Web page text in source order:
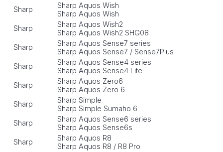
Sharp
Sharp Aquos Wish
Sharp Aquos Wish
Sharp
Sharp Aquos Wish2
Sharp Aquos Wish2 SHG08
Sharp
Sharp Aquos Sense7 series
Sharp Aquos Sense7 / Sense7Plus
Sharp
Sharp Aquos Sense4 series
Sharp Aquos Sense4 Lite
Sharp
Sharp Aquos Zero6
Sharp Aquos Zero 6
Sharp
Sharp Simple
Sharp Simple Sumaho 6
Sharp
Sharp Aquos Sense6 series
Sharp Aquos Sense6s
Sharp
Sharp Aquos R8
Sharp Aquos R8 / R8 Pro